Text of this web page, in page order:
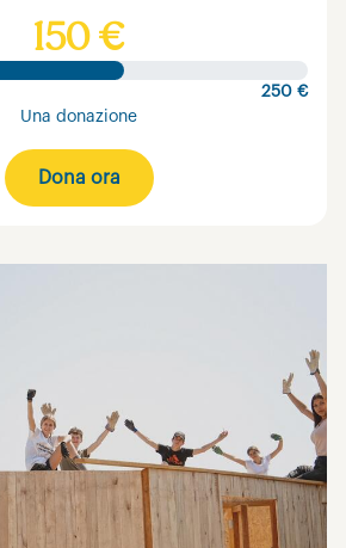
150 €
250 €
Una donazione
Dona ora